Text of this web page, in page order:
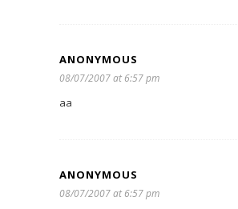
ANONYMOUS
08/07/2007 at 6:57 pm
aa
ANONYMOUS
08/07/2007 at 6:57 pm